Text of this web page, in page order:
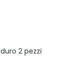
2 pezzi